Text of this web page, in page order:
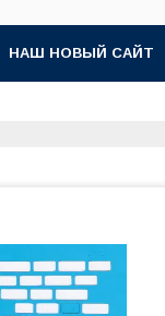
НАШ НОВЫЙ САЙТ